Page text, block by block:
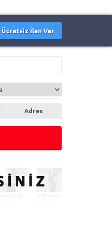
Ücretsiz İlan Ver
Adres